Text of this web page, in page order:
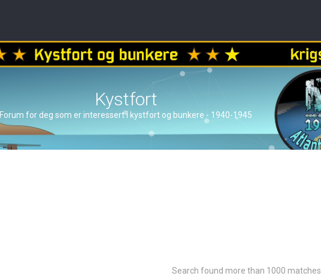
Kystfort
Forum for deg som er interessert i kystfort og bunkere - 1940-1945
Search found more than 1000 matches